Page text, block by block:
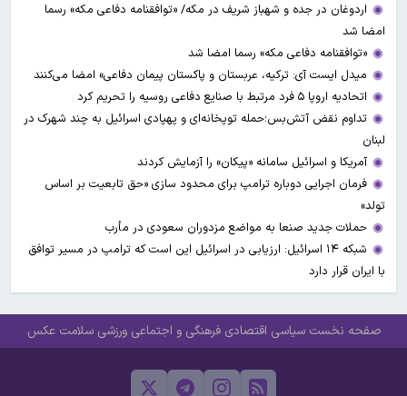
اردوغان در جده و شهباز شریف در مکه/ «توافقنامه دفاعی مکه» رسما
امضا شد
«توافقنامه دفاعی مکه» رسما امضا شد
میدل ایست آی: ترکیه، عربستان و پاکستان پیمان دفاعی» امضا می‌کنند
اتحادیه اروپا ۵ فرد مرتبط با صنایع دفاعی روسیه را تحریم کرد
تداوم نقض آتش‌بس؛حمله توپخانه‌ای و پهپادی اسرائیل به چند شهرک در
لبنان
آمریکا و اسرائیل سامانه «پیکان» را آزمایش کردند
فرمان اجرایی دوباره ترامپ برای محدود سازی «حق تابعیت بر اساس
تولد»
حملات جدید صنعا به مواضع مزدوران سعودی در مأرب
شبکه ۱۴ اسرائیل: ارزیابی در اسرائیل این است که ترامپ در مسیر توافق
با ایران قرار دارد
صفحه نخست سیاسی اقتصادی فرهنگی و اجتماعی ورزشی سلامت عکس